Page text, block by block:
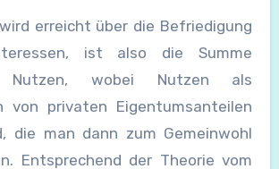
erreicht über die Befriedigung
ist also die Summe
Nutzen, wobei Nutzen als
von privaten Eigentumsanteilen
die man dann zum Gemeinwohl
Entsprechend der Theorie vom